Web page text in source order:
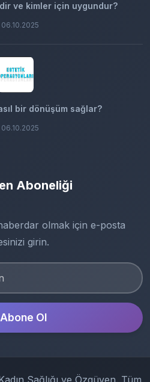
ve kimler için uygundur?
06.10.2025
bir dönüşüm sağlar?
06.10.2025
Aboneliği
olmak için e-posta
girin.
Abone Ol
Sağlığı ve Özgüven. Tüm